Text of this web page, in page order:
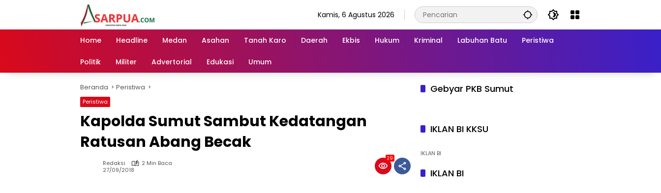
Kamis, 6 Agustus 2026
Home Headline Medan Asahan Tanah Karo Daerah Ekbis Hukum Kriminal Labuhan Batu Peristiwa
Politik Militer Advertorial Edukasi Umum
Beranda Peristiwa
Peristiwa
Kapolda Sumut Sambut Kedatangan
Ratusan Abang Becak
Redaksi
2 Min Baca
27/09/2018
29
Gebyar PKB Sumut
IKLAN BI KKSU
IKLAN BI
IKLAN BI